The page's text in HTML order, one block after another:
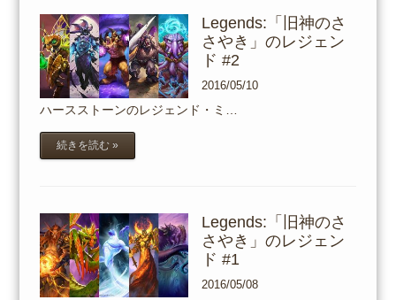
Legends:「旧神のさ
さやき」のレジェン
ド #2
2016/05/10
ハースストーンのレジェンド・ミ…
続きを読む »
Legends:「旧神のさ
さやき」のレジェン
ド #1
2016/05/08